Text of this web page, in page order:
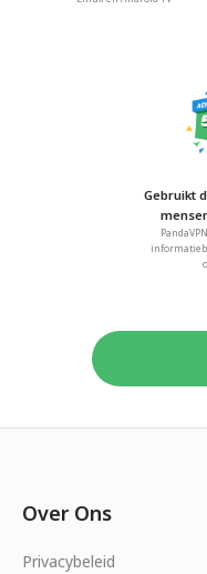
Gebruikt
Over Ons
Privacybeleid